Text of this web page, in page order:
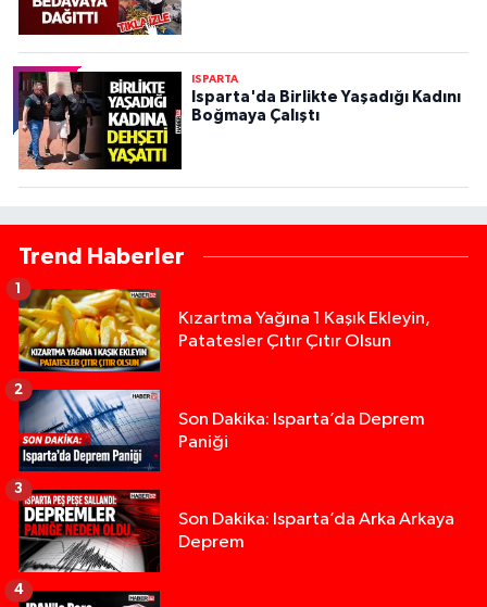
ISPARTA
Isparta'da Birlikte Yaşadığı Kadını
Boğmaya Çalıştı
Trend Haberler
Kızartma Yağına 1 Kaşık Ekleyin,
Patatesler Çıtır Çıtır Olsun
1
Son Dakika: Isparta’da Deprem
Paniği
2
Son Dakika: Isparta’da Arka Arkaya
Deprem
3
4